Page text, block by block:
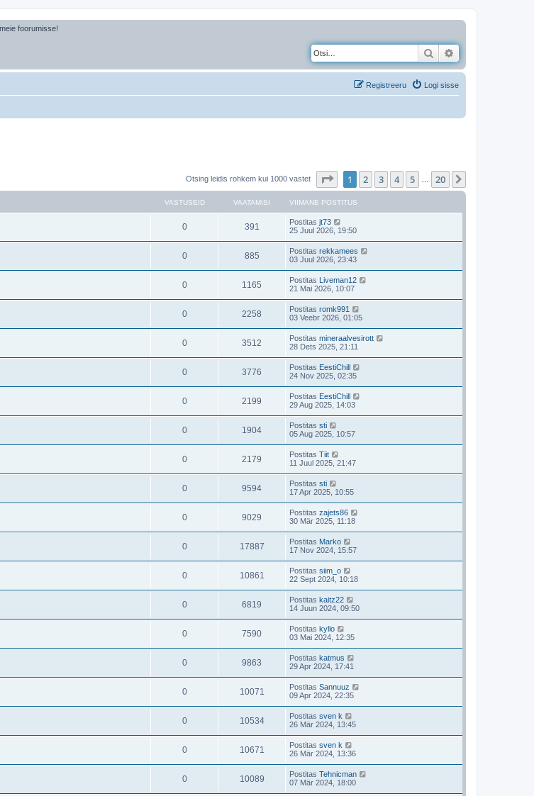
foorumisse!
Otsi
Logi sisse
Registreeru
Otsing leidis rohkem kui 1000 vastet . leht 20 -st
1 2 3 4 5 20
VASTUSEID VAATAMISI VIIMANE POSTITUS
0 391 Postitas jt73
25 Juul 2026, 19:50
0 885 Postitas rekkamees
03 Juul 2026, 23:43
0 1165 Postitas Liveman12
21 Mai 2026, 10:07
0 2258 Postitas romk991
03 Veebr 2026, 01:05
0 3512 Postitas mineraalvesirott
28 Dets 2025, 21:11
0 3776 Postitas EestiChill
24 Nov 2025, 02:35
0 2199 Postitas EestiChill
29 Aug 2025, 14:03
0 1904 Postitas sti
05 Aug 2025, 10:57
0 2179 Postitas Tiit
11 Juul 2025, 21:47
0 9594 Postitas sti
17 Apr 2025, 10:55
0 9029 Postitas zajets86
30 Mär 2025, 11:18
0 17887 Postitas Marko
17 Nov 2024, 15:57
0 10861 Postitas siim_o
22 Sept 2024, 10:18
0 6819 Postitas kaitz22
14 Juun 2024, 09:50
0 7590 Postitas kyllo
03 Mai 2024, 12:35
0 9863 Postitas katmus
29 Apr 2024, 17:41
0 10071 Postitas Sannuuz
09 Apr 2024, 22:35
0 10534 Postitas sven k
26 Mär 2024, 13:45
0 10671 Postitas sven k
26 Mär 2024, 13:36
0 10089 Postitas Tehnicman
07 Mär 2024, 18:00